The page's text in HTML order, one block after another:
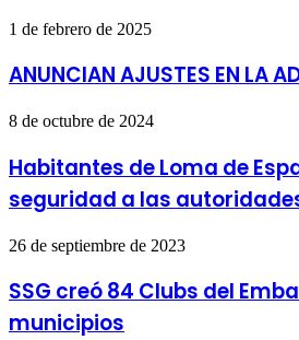
1 de febrero de 2025
ANUNCIAN AJUSTES EN LA
8 de octubre de 2024
Habitantes de Loma de
seguridad a las
26 de septiembre de 2023
SSG creó 84 Clubs del
municipios